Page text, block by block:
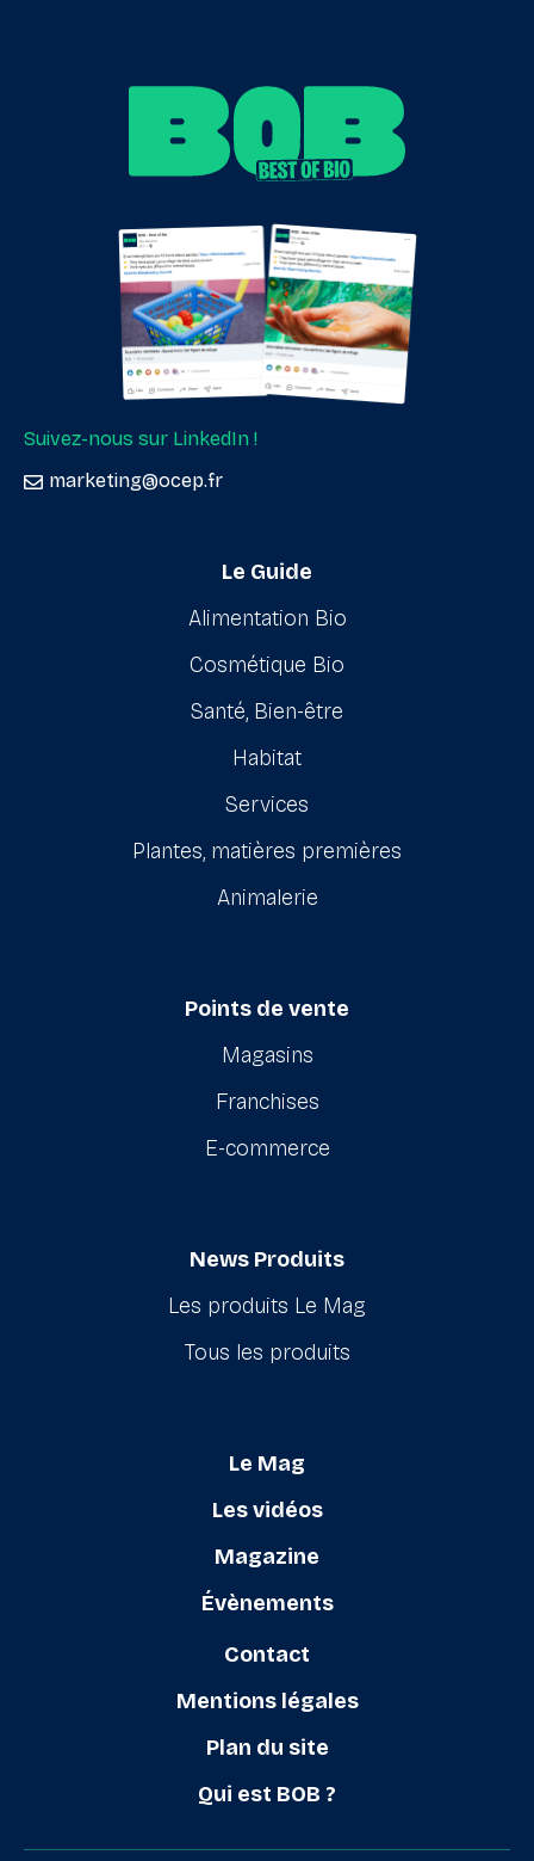
Suivez-nous sur LinkedIn !
marketing@ocep.fr
Le Guide
Alimentation Bio
Cosmétique Bio
Santé, Bien-être
Habitat
Services
Plantes, matières premières
Animalerie
Points de vente
Magasins
Franchises
E-commerce
News Produits
Les produits Le Mag
Tous les produits
Le Mag
Les vidéos
Magazine
Évènements
Contact
Mentions légales
Plan du site
Qui est BOB ?